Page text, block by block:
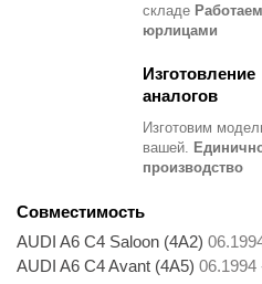
складе
юрлицами
Изготовление
аналогов
Изготовим
вашей.
производство
Совместимость
AUDI A6 C4 Saloon (4A2)
AUDI A6 C4 Avant (4A5) 06.1994